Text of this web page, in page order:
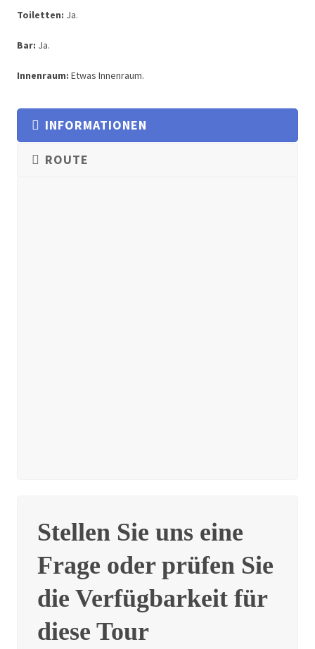
Toiletten: Ja.
Bar: Ja.
Innenraum: Etwas Innenraum.
INFORMATIONEN
ROUTE
Stellen Sie uns eine
Frage oder prüfen Sie
die Verfügbarkeit für
diese Tour